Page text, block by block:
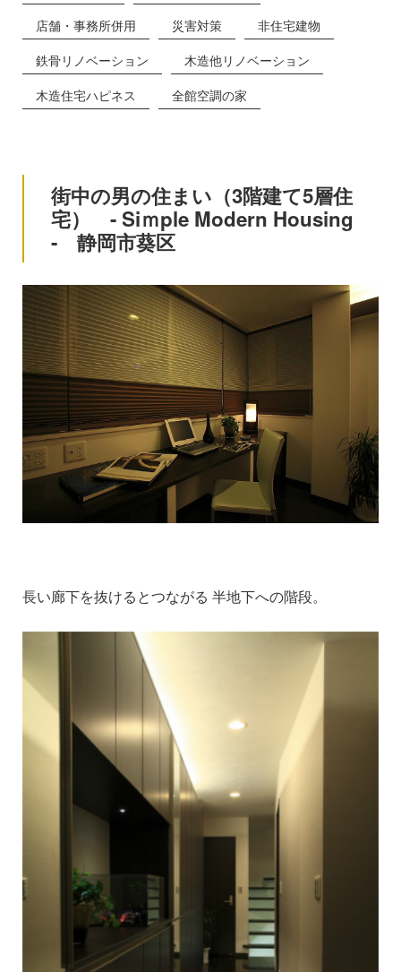
店舗・事務所併用
災害対策
非住宅建物
鉄骨リノベーション
木造他リノベーション
木造住宅ハピネス
全館空調の家
街中の男の住まい（3階建て5層住
宅） - Siｍple Modern Housing
- 静岡市葵区
長い廊下を抜けるとつながる 半地下への階段。